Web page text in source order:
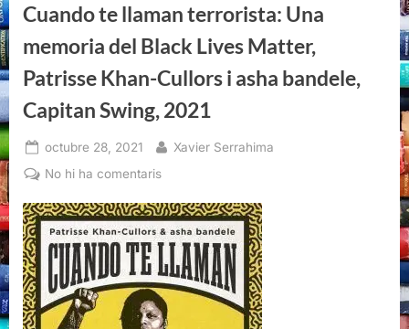
Fernández,
Literatura
Random
House,
Cuando te llaman terrorista: Una
memoria del Black Lives Matter,
Patrisse Khan-Cullors i asha bandele,
Capitan Swing, 2021
Posted
on
octubre 28, 2021 By
Xavier Serrahima
No hi ha comentarisa
te
llaman
terrorista:
Una
memoria
del